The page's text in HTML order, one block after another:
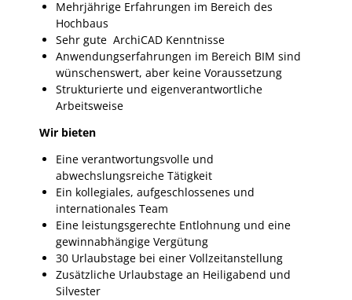
Mehrjährige Erfahrungen im Bereich des
Hochbaus
Sehr gute ArchiCAD Kenntnisse
Anwendungserfahrungen im Bereich BIM sind
wünschenswert, aber keine Voraussetzung
Strukturierte und eigenverantwortliche
Arbeitsweise
Wir bieten
Eine verantwortungsvolle und
abwechslungsreiche Tätigkeit
Ein kollegiales, aufgeschlossenes und
internationales Team
Eine leistungsgerechte Entlohnung und eine
gewinnabhängige Vergütung
30 Urlaubstage bei einer Vollzeitanstellung
Zusätzliche Urlaubstage an Heiligabend und
Silvester